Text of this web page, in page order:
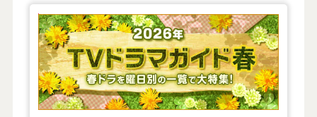
【2026年春】TVドラマガイド